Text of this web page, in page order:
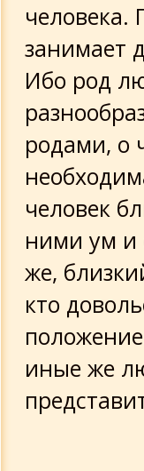
человека.
занимает
Ибо род
родами, о
человек
ними ум и
же,
кто
иные же